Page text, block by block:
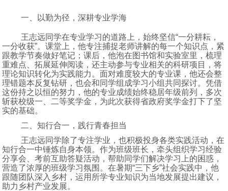
一、以勤为径，深耕专业学海
王志远同学在专业学习的道路上，始终坚信“一分耕耘，
一分收获”。课堂上，他专注捕捉老师讲解的每一个知识点，紧
跟教学节奏做好笔记；课后，他泡在图书馆和实验室里，梳理
重难点、拓展延伸阅读，还主动参与专业相关的科研项目，将
理论知识转化为实践能力。面对难度较大的专业课，他还会整
理错题本反复钻研，也会和同学组成学习小组共同探讨。凭借
这份持之以恒的努力，他的专业成绩始终稳居年级前列，多次
斩获校级一、二等奖学金，为此次获得省政府奖学金打下了坚
实的基础。
二、知行合一，践行青春担当
王志远同学除了专注学业，也积极投身各类实践活动，在
知行合一中锤炼自身本领。作为班级班长，牵头组织学习经验
分享会、考前互助答疑活动，帮助同学们解决学习上的困惑，
营造了浓厚的班级学习氛围。在暑期“三下乡”社会实践中，他
跟随团队深入乡村，运用所学专业知识为当地发展提出建议，
助力乡村产业发展。